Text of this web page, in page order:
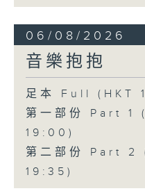
06/08/2026
音樂抱抱
足本 Full (HKT
第一部份 Part 1
19:00)
第二部份 Part
19:35)